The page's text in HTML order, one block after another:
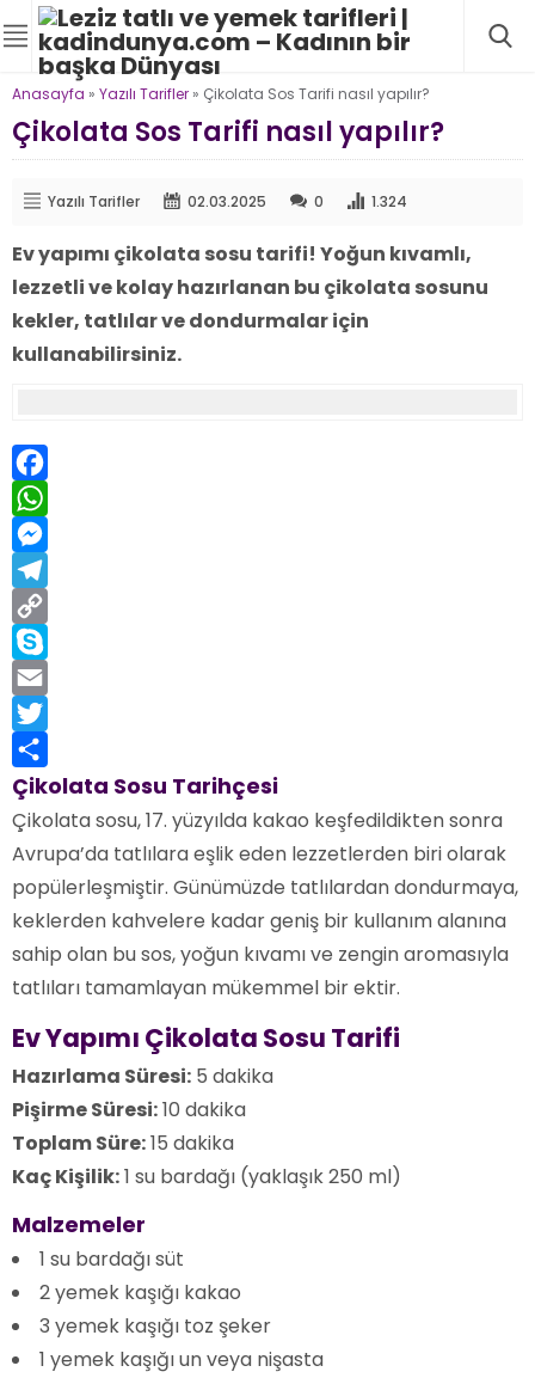
Anasayfa » Yazılı Tarifler » Çikolata Sos Tarifi nasıl yapılır?
Çikolata Sos Tarifi nasıl yapılır?
Yazılı Tarifler 02.03.2025 0 1.324
Ev yapımı çikolata sosu tarifi! Yoğun kıvamlı,
lezzetli ve kolay hazırlanan bu çikolata sosunu
kekler, tatlılar ve dondurmalar için
kullanabilirsiniz.
Facebook
WhatsApp
Messenger
Telegram
Copy
Link
Skype
Email
Twitter
Share
Çikolata Sosu Tarihçesi
Çikolata sosu, 17. yüzyılda kakao keşfedildikten sonra
Avrupa’da tatlılara eşlik eden lezzetlerden biri olarak
popülerleşmiştir. Günümüzde tatlılardan dondurmaya,
keklerden kahvelere kadar geniş bir kullanım alanına
sahip olan bu sos, yoğun kıvamı ve zengin aromasıyla
tatlıları tamamlayan mükemmel bir ektir.
Ev Yapımı Çikolata Sosu Tarifi
Hazırlama Süresi: 5 dakika
Pişirme Süresi:10 dakika
Toplam Süre:15 dakika
Kaç Kişilik:1 su bardağı (yaklaşık 250 ml)
Malzemeler
1 su bardağı süt
2 yemek kaşığı kakao
3 yemek kaşığı toz şeker
1 yemek kaşığı un veya nişasta